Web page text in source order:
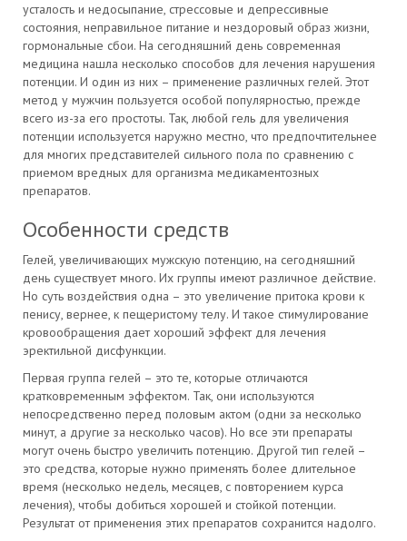
усталость и недосыпание, стрессовые и депрессивные
состояния, неправильное питание и нездоровый образ жизни,
гормональные сбои. На сегодняшний день современная
медицина нашла несколько способов для лечения нарушения
потенции. И один из них – применение различных гелей. Этот
метод у мужчин пользуется особой популярностью, прежде
всего из-за его простоты. Так, любой гель для увеличения
потенции используется наружно местно, что предпочтительнее
для многих представителей сильного пола по сравнению с
приемом вредных для организма медикаментозных
препаратов.
Особенности средств
Гелей, увеличивающих мужскую потенцию, на сегодняшний
день существует много. Их группы имеют различное действие.
Но суть воздействия одна – это увеличение притока крови к
пенису, вернее, к пещеристому телу. И такое стимулирование
кровообращения дает хороший эффект для лечения
эректильной дисфункции.
Первая группа гелей – это те, которые отличаются
кратковременным эффектом. Так, они используются
непосредственно перед половым актом (одни за несколько
минут, а другие за несколько часов). Но все эти препараты
могут очень быстро увеличить потенцию. Другой тип гелей –
это средства, которые нужно применять более длительное
время (несколько недель, месяцев, с повторением курса
лечения), чтобы добиться хорошей и стойкой потенции.
Результат от применения этих препаратов сохранится надолго.